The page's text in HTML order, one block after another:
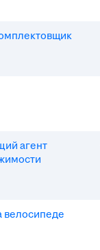
агент
велосипеде